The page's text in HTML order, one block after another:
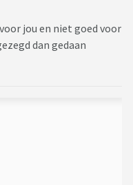
jou en niet goed voor
dan gedaan